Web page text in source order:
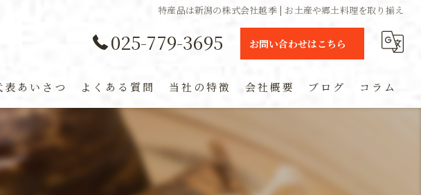
特産品は新潟の株式会社越季 | お土産や郷土料理を取り揃え
025-779-3695 お問い合わせはこちら
表あいさつ よくある質問 当社の特徴 会社概要 ブログ コラム